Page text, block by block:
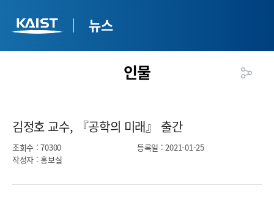
뉴스
인물
김정호 교수, 『공학의 미래』 출간​
조회수 : 70300 등록일 : 2021-01-25
작성자 : 홍보실